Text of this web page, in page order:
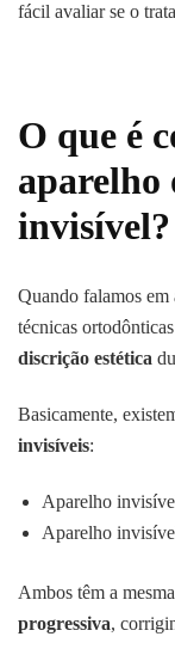
fácil avaliar se o
O que é
aparelho
invisível?
Quando falamos em
técnicas
discrição estética
Basicamente,
invisíveis:
Aparelho
Aparelho
Ambos têm a
progressiva,